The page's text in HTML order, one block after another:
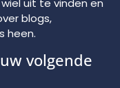
blogs,
heen.
volgende